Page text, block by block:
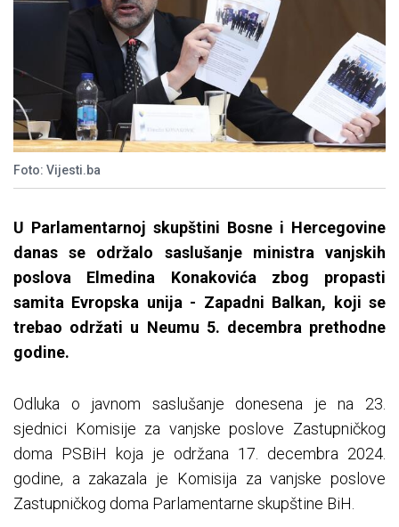
Foto: Vijesti.ba
U Parlamentarnoj skupštini Bosne i Hercegovine
danas se održalo saslušanje ministra vanjskih
poslova Elmedina Konakovića zbog propasti
samita Evropska unija - Zapadni Balkan, koji se
trebao održati u Neumu 5. decembra prethodne
godine.
Odluka o javnom saslušanje donesena je na 23.
sjednici Komisije za vanjske poslove Zastupničkog
doma PSBiH koja je održana 17. decembra 2024.
godine, a zakazala je Komisija za vanjske poslove
Zastupničkog doma Parlamentarne skupštine BiH.